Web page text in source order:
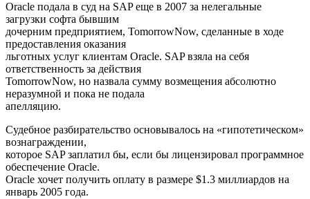
Oracle подала в суд на SAP еще в 2007 за нелегальные
загрузки софта бывшим
дочерним предприятием, TomorrowNow, сделанные в ходе
предоставления оказания
льготных услуг клиентам Oracle. SAP взяла на себя
ответственность за действия
TomorrowNow, но назвала сумму возмещения абсолютно
неразумной и пока не подала
апелляцию.
Судебное разбирательство основывалось на «гипотетическом»
вознаграждении,
которое SAP заплатил бы, если бы лицензировал программное
обеспечение Oracle.
Oracle хочет получить оплату в размере $1.3 миллиардов на
январь 2005 года.